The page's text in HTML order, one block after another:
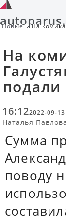
Новые
На
На
подали
16:122022-09-13
Наталья Павлова
Сумма
поводу